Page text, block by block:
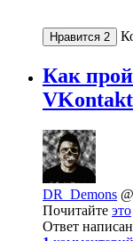
Нравится 2
Как
DR_Demons
Почитайте это
Ответ написан